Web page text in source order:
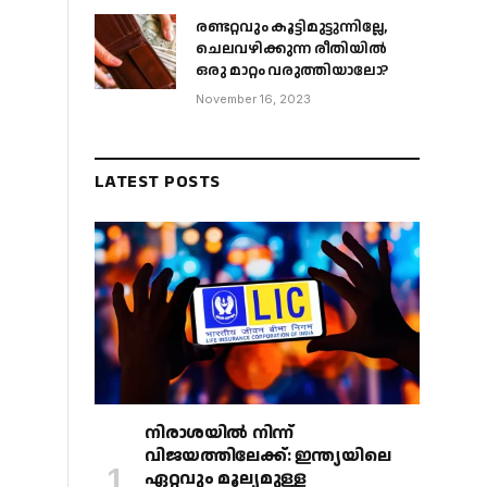
രണ്ടറ്റവും കൂട്ടിമുട്ടുന്നില്ലേ,
ചെലവഴിക്കുന്ന രീതിയിൽ
ഒരു മാറ്റം വരുത്തിയാലോ?
November 16, 2023
LATEST POSTS
നിരാശയിൽ നിന്ന്
വിജയത്തിലേക്ക്: ഇന്ത്യയിലെ
ഏറ്റവും മൂല്യമുള്ള